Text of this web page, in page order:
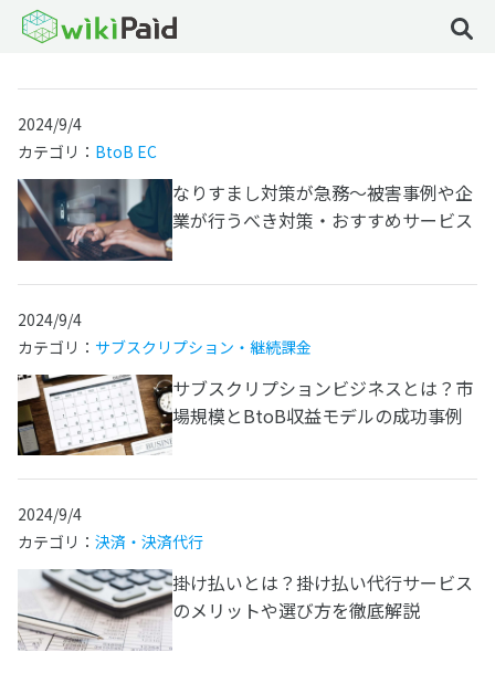
2024/9/4
カテゴリ： BtoB EC
なりすまし対策が急務～被害事例や企
業が行うべき対策・おすすめサービス
2024/9/4
カテゴリ： サブスクリプション・継続課金
サブスクリプションビジネスとは？市
場規模とBtoB収益モデルの成功事例
2024/9/4
カテゴリ： 決済・決済代行
掛け払いとは？掛け払い代行サービス
のメリットや選び方を徹底解説